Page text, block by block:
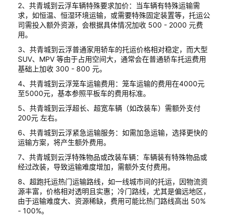
2、共青城到云浮车辆特殊要求加价：当车辆有特殊运输需
求，如恒温、恒湿环境运输，或需要特殊固定装置等，托运公
司需投入额外资源，会根据具体情况加收 500 - 2000 元费
用。
3、共青城到云浮普通家用轿车的托运价格相对稳定，而大型
SUV、MPV 等由于占用空间大，通常会在普通轿车托运费用
基础上加收 300 - 800 元。
4、共青城到云浮笼车运输费用：笼车运输的费用在4000元
至5000元，基本参照平板车的费用标准。
5、共青城到云浮超长、超宽车辆（如改装车）需额外支付
200元 左右。
6、共青城到云浮紧急运输服务：如需加急运输，选择更快的
运输方案，将产生额外费用。
7、共青城到云浮特殊物品或改装车辆：车辆装有特殊物品或
经过改装，导致运输难度增加，需额外支付费用。
8、超跑托运热门运输路线，如一线城市间的托运，因物流资
源丰富，价格相对透明且实惠；冷门路线，尤其是偏远地区，
由于运输难度大、资源稀缺，费用可能比热门路线高出 50%
- 100%。